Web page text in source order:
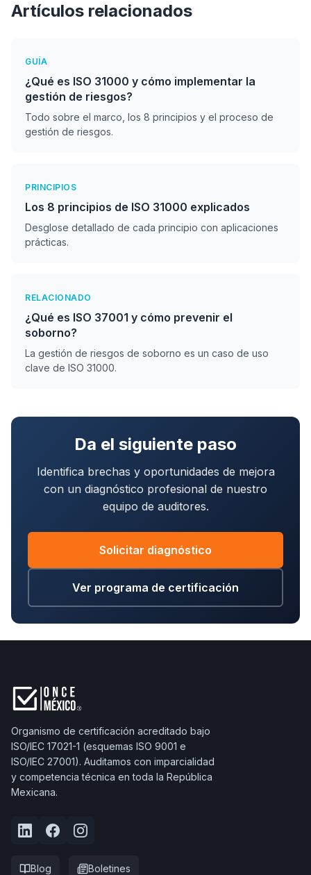
Artículos relacionados
GUÍA
¿Qué es ISO 31000 y cómo implementar la
gestión de riesgos?
Todo sobre el marco, los 8 principios y el proceso de
gestión de riesgos.
PRINCIPIOS
Los 8 principios de ISO 31000 explicados
Desglose detallado de cada principio con aplicaciones
prácticas.
RELACIONADO
¿Qué es ISO 37001 y cómo prevenir el
soborno?
La gestión de riesgos de soborno es un caso de uso
clave de ISO 31000.
Da el siguiente paso
Identifica brechas y oportunidades de mejora
con un diagnóstico profesional de nuestro
equipo de auditores.
Solicitar diagnóstico
Ver programa de certificación
Organismo de certificación acreditado bajo
ISO/IEC 17021-1 (esquemas ISO 9001 e
ISO/IEC 27001). Auditamos con imparcialidad
y competencia técnica en toda la República
Mexicana.
Blog Boletines